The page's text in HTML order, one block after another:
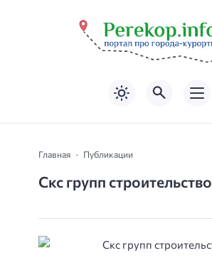
Главная Публикации
Cкс групп строительство